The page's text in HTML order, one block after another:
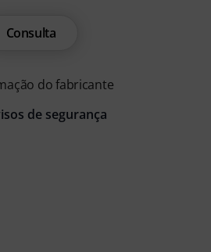
Consulta
do fabricante
de segurança